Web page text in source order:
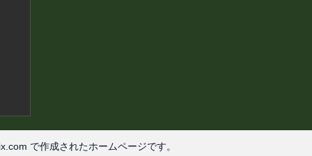
で作成されたホームページです。